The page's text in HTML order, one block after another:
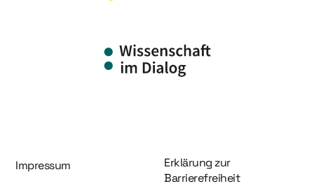
Information und Service
Impressum
Erklärung zur
Barrierefreiheit